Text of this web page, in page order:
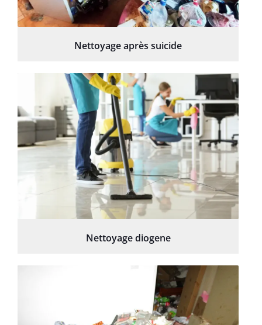
Nettoyage après suicide
Nettoyage diogene